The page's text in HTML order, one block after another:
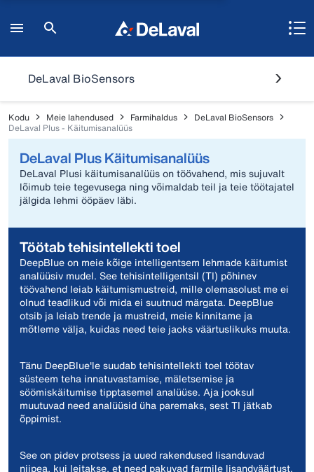
DeLaval BioSensors
Kodu Meie lahendused Farmihaldus
DeLaval BioSensors
DeLaval Plus - Käitumisanalüüs
DeLaval Plus Käitumisanalüüs
DeLaval Plusi käitumisanalüüs on töövahend, mis sujuvalt
lõimub teie tegevusega ning võimaldab teil ja teie töötajatel
jälgida lehmi ööpäev läbi.
Töötab tehisintellekti toel
DeepBlue on meie kõige intelligentsem lehmade käitumist
analüüsiv mudel. See tehisintelligentsil (TI) põhinev
töövahend leiab käitumismustreid, mille olemasolust me ei
olnud teadlikud või mida ei suutnud märgata. DeepBlue
otsib ja leiab trende ja mustreid, meie kinnitame ja
mõtleme välja, kuidas need teie jaoks väärtuslikuks muuta.
Tänu DeepBlue'le suudab tehisintellekti toel töötav
süsteem teha innatuvastamise, mäletsemise ja
söömiskäitumise tipptasemel analüüse. Aja jooksul
muutuvad need analüüsid üha paremaks, sest TI jätkab
õppimist.
See on pidev protsess ja uued rakendused lisanduvad
niipea, kui leitakse, et need pakuvad farmile lisandväärtust.